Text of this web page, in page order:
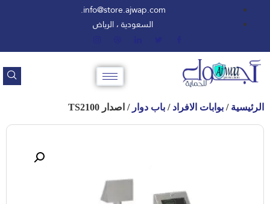
info@store.ajwap.com.
السعودية ، الرياض
الرئيسية / بوابات الافراد / باب دوار / اصدار TS2100